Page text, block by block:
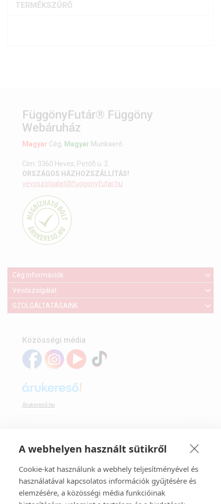
A webhelyen használt sütikről
Cookie-kat használunk a webhely teljesítményével és
használatával kapcsolatos információk gyűjtésére és
elemzésére, a közösségi média funkcióinak
TERMÉKSZŰRŐ
FüggönyFutár® Függöny
Webáruház
Magyar Cég, Magyar Munkaerő
Cím: 3360 Heves, Petőfi u. 2.
ORSZÁGOS HÁZHOZSZÁLLÍTÁS!
vevoszolgalat@fuggonyfutar.hu
Cég információk
Vevőszolgálat
SZOLGÁLTATÁSAINK
Közösségi média
Árukereső.hu
Webáruházunkban bankkártyával is fizethet: